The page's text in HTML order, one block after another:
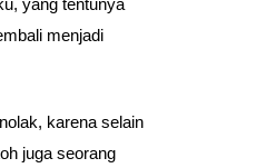
yang tentunya
menjadi
karena selain
juga seorang